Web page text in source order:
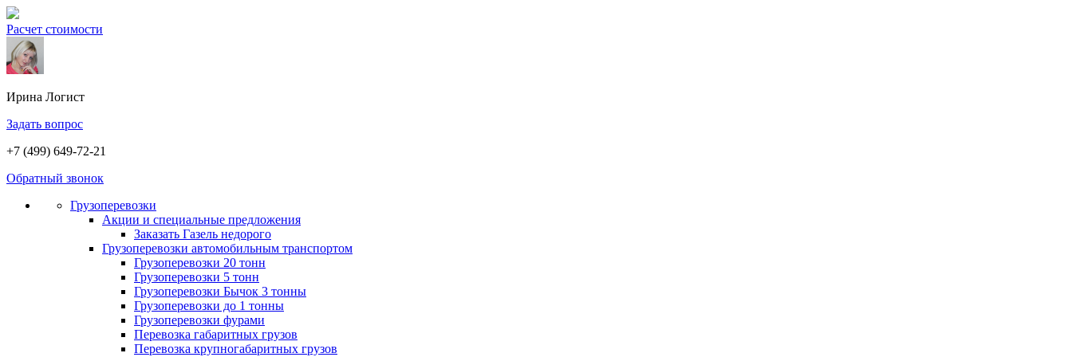
Расчет стоимости
Ирина Логист
Задать вопрос
+7 (499) 649-72-21
Обратный звонок
Грузоперевозки
Акции и специальные предложения
Заказать Газель недорого
Грузоперевозки автомобильным транспортом
Грузоперевозки 20 тонн
Грузоперевозки 5 тонн
Грузоперевозки Бычок 3 тонны
Грузоперевозки до 1 тонны
Грузоперевозки фурами
Перевозка габаритных грузов
Перевозка крупногабаритных грузов